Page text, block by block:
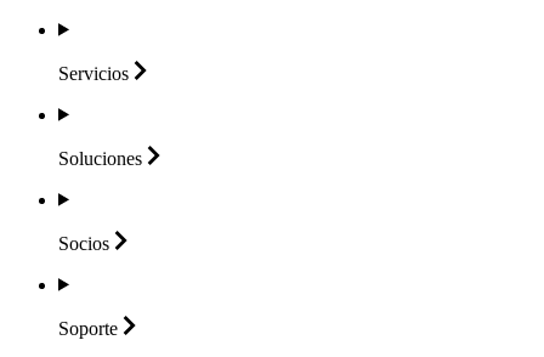
Servicios
Soluciones
Socios
Soporte